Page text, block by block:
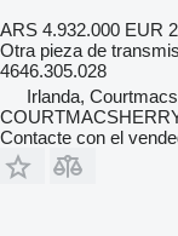
ARS 4.932.000 EUR
Otra pieza de
4646.305.028
Irlanda,
Contacte con el